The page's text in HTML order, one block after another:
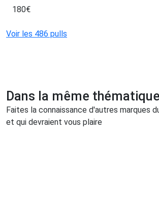
180€
Voir les 486 pulls
Dans la même thématique
Faites la connaissance d'autres marques
et qui devraient vous plaire